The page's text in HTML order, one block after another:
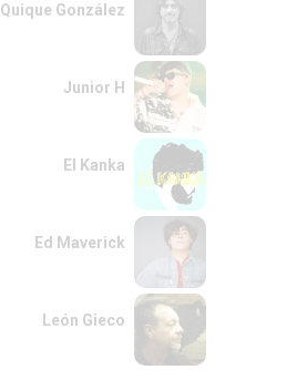
Quique González
Junior H
El Kanka
Ed Maverick
León Gieco